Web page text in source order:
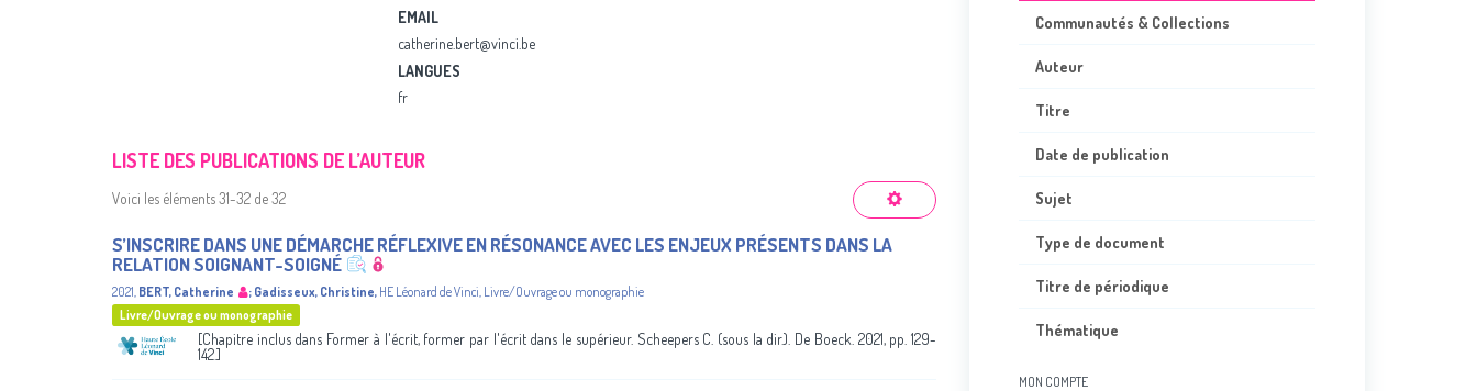
EMAIL
catherine.bert@vinci.be
LANGUES
fr
LISTE DES PUBLICATIONS DE L’AUTEUR
Voici les éléments 31-32 de 32
S’INSCRIRE DANS UNE DÉMARCHE RÉFLEXIVE EN RÉSONANCE AVEC LES ENJEUX PRÉSENTS DANS LA
RELATION SOIGNANT-SOIGNÉ
2021, BERT, Catherine ; Gadisseux, Christine, HE Léonard de Vinci, Livre/Ouvrage ou monographie
Livre/Ouvrage ou monographie
[Chapitre inclus dans Former à l'écrit, former par l'écrit dans le supérieur. Scheepers C. (sous la dir.). De Boeck. 2021, pp. 129-
142.]
Communautés & Collections
Auteur
Titre
Date de publication
Sujet
Type de document
Titre de périodique
Thématique
MON COMPTE